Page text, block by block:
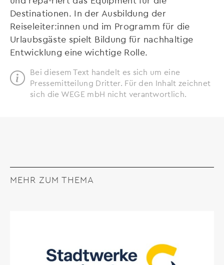
Destinationen. In der Ausbildung der
Reiseleiter:innen und im Programm für die
Urlaubsgäste spielt Bildung für nachhaltige
Entwicklung eine wichtige Rolle.
Bei diesem Text handelt es sich um eine
Pressemitteilung Dritter. Für den Inhalt zeichnet
sich die WEGE mbH nicht verantwortlich.
MEHR ZUM THEMA